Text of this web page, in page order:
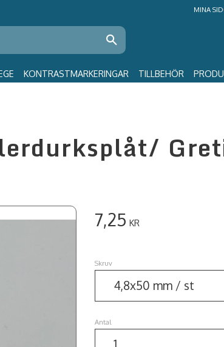
MINA
KONTRASTMARKERINGAR TILLBEHÖR
7,25 KR
Skruv
Antal